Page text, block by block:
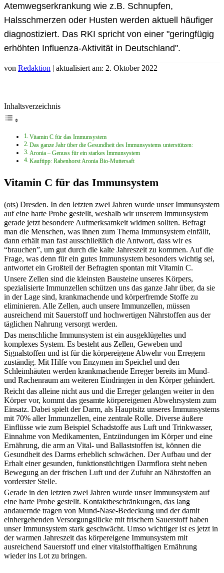
Atemwegserkrankung wie z.B. Schnupfen,
Halsschmerzen oder Husten werden aktuell häufiger
diagnostiziert. Das RKI spricht von einer "geringfügig
erhöhten Influenza-Aktivität in Deutschland".
von Redaktion | aktualisiert am: 2. Oktober 2022
Inhaltsverzeichnis
Vitamin C für das Immunsystem
Das ganze Jahr über die Gesundheit des Immunsystems unterstützen:
Aronia – Genuss für ein starkes Immunsystem
Kauftipp: Rabenhorst Aronia Bio-Muttersaft
Vitamin C für das Immunsystem
(ots) Dresden. In den letzten zwei Jahren wurde unser Immunsystem
auf eine harte Probe gestellt, weshalb wir unserem Immunsystem
gerade jetzt besondere Aufmerksamkeit widmen sollten. Befragt
man die Menschen, was ihnen zum Thema Immunsystem einfällt,
dann erhält man fast ausschließlich die Antwort, dass wir es
“brauchen”, um gut durch die kalte Jahreszeit zu kommen. Auf die
Frage, was denn für ein gutes Immunsystem besonders wichtig sei,
antwortet ein Großteil der Befragten spontan mit Vitamin C.
Unsere Zellen sind die kleinsten Bausteine unseres Körpers,
spezialisierte Immunzellen schützen uns das ganze Jahr über, da sie
in der Lage sind, krankmachende und körperfremde Stoffe zu
eliminieren. Alle Zellen, auch unsere Immunzellen, müssen
ausreichend mit Sauerstoff und hochwertigen Nährstoffen aus der
täglichen Nahrung versorgt werden.
Das menschliche Immunsystem ist ein ausgeklügeltes und
komplexes System. Es besteht aus Zellen, Geweben und
Signalstoffen und ist für die körpereigene Abwehr von Erregern
zuständig. Mit Hilfe von Enzymen im Speichel und den
Schleimhäuten werden krankmachende Erreger bereits im Mund-
und Rachenraum am weiteren Eindringen in den Körper gehindert.
Reicht das alleine nicht aus und die Erreger gelangen weiter in den
Körper vor, kommt das gesamte körpereigenen Abwehrsystem zum
Einsatz. Dabei spielt der Darm, als Hauptsitz unseres Immunsystems
mit 70% aller Immunzellen, eine zentrale Rolle. Diverse äußere
Einflüsse wie zum Beispiel Schadstoffe aus Luft und Trinkwasser,
Einnahme von Medikamenten, Entzündungen im Körper und eine
Ernährung, die arm an Vital- und Ballaststoffen ist, können die
Gesundheit des Darms erheblich schwächen. Der Aufbau und der
Erhalt einer gesunden, funktionstüchtigen Darmflora steht neben
Bewegung an der frischen Luft und der Zufuhr an Nährstoffen an
vorderster Stelle.
Gerade in den letzten zwei Jahren wurde unser Immunsystem auf
eine harte Probe gestellt. Kontaktbeschränkungen, das lang
andauernde tragen von Mund-Nase-Bedeckung und der damit
einhergehenden Versorgungslücke mit frischem Sauerstoff haben
unser Immunsystem stark geschwächt. Umso wichtiger ist es jetzt in
der warmen Jahreszeit das körpereigene Immunsystem mit
ausreichend Sauerstoff und einer vitalstoffhaltigen Ernährung
wieder ins Lot zu bringen.